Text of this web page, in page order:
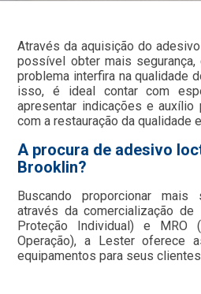
Através da aquisição do
possível obter mais
problema interfira na qualidade
isso, é ideal contar com
apresentar indicações e auxílio
com a restauração da qualidade
A procura de adesivo
Brooklin?
Buscando proporcionar mais
através da comercialização de
Proteção Individual) e MRO
Operação), a Lester oferece
equipamentos para seus